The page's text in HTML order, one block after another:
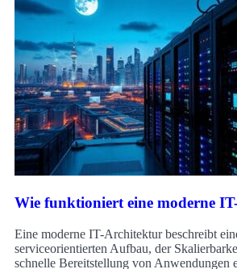
Wie funktioniert eine moderne
Eine moderne IT-Architektur beschreibt
serviceorientierten Aufbau, der
schnelle Bereitstellung von Anwendungen